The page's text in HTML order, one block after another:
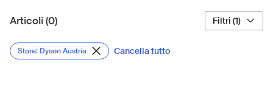
Articoli (0) Filtri (1)
Store: Dyson Austria Cancella tutto